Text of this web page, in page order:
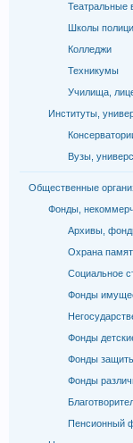
Театральные
Школы
Колледжи
Техникумы
Училища,
Институты,
Вузы,
Общественные
Фонды,
Архивы,
Охрана
Социальное
Фонды
Фонды
Фонды
Фонды
Пенсионный